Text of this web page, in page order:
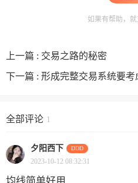
如果有帮助，
上一篇 : 交易之路的秘密
下一篇 : 形成完整交易系统要考
全部评论 1
夕阳西下 DDD
2023-10-12 08:32:31